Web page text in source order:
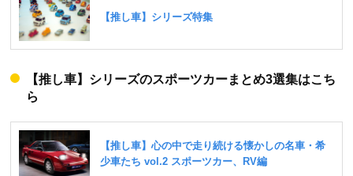
【推し車】シリーズのスポーツカーまとめ3選集はこち
ら